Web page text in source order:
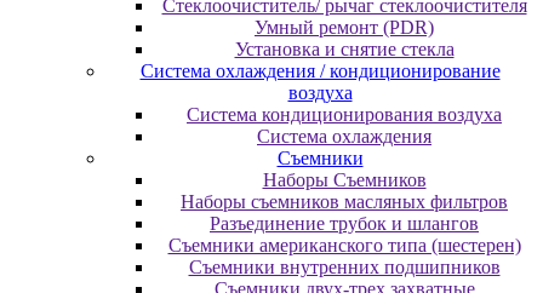
Стеклоочиститель/ рычаг стеклоочистителя
Умный ремонт (PDR)
Установка и снятие стекла
Система охлаждения / кондиционирование
воздуха
Система кондиционирования воздуха
Система охлаждения
Съемники
Наборы Съемников
Наборы съемников масляных фильтров
Разъединение трубок и шлангов
Съемники американского типа (шестерен)
Съемники внутренних подшипников
Съемники двух-трех захватные